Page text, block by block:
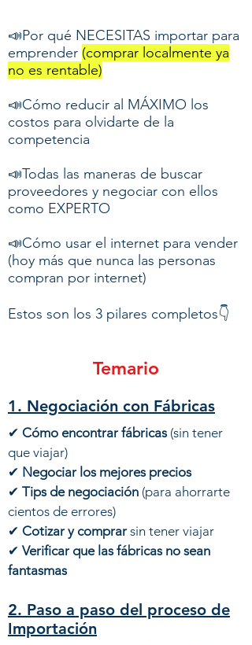
📣Por qué NECESITAS importar para
emprender (comprar localmente ya
no es rentable)
📣Cómo reducir al MÁXIMO los
costos para olvidarte de la
competencia
📣Todas las maneras de buscar
proveedores y negociar con ellos
como EXPERTO
📣Cómo usar el internet para vender
(hoy más que nunca las personas
compran por internet)
Estos son los 3 pilares completos👇
Temario
1. Negociación con Fábricas
​✔ Cómo encontrar fábricas(sin tener
que viajar)
​✔ Negociar los mejores precios
​✔ Tips de negociación (para ahorrarte
cientos de errores)
​✔ Cotizar y comprar sin tener viajar
​✔ Verificar que las fábricas no sean
fantasmas
2. Paso a paso del proceso de
Importación